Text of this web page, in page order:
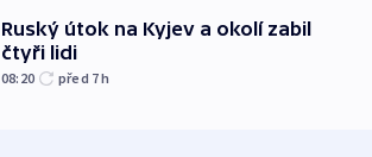
Ruský útok na Kyjev a okolí zabil
čtyři lidi
08:20 před 7h